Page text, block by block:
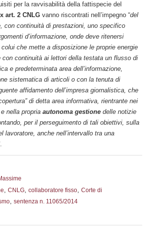
per la ravvisabilità della fattispecie del
art. 2 CNLG vanno riscontrati nell’impegno “del
con continuità di prestazioni, uno specifico
d’informazione, onde deve ritenersi
colui che mette a disposizione le proprie energie
con continuità ai lettori della testata un flusso di
e predeterminata area dell’informazione,
sistematica di articoli o con la tenuta di
affidamento dell’impresa giornalistica, che
di detta area informativa, rientrante nei
nella propria autonoma gestione delle notizie
per il perseguimento di tali obiettivi, sulla
lavoratore, anche nell’intervallo tra una
CNLG collaboratore fisso Corte di
sentenza n. 11065/2014